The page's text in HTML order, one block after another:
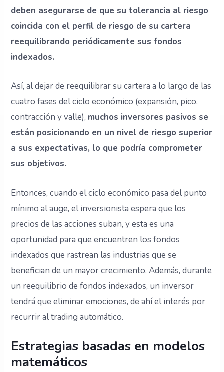
deben asegurarse de que su tolerancia al riesgo
coincida con el perfil de riesgo de su cartera
reequilibrando periódicamente sus fondos
indexados.
Así, al dejar de reequilibrar su cartera a lo largo de las
cuatro fases del ciclo económico (expansión, pico,
contracción y valle), muchos inversores pasivos se
están posicionando en un nivel de riesgo superior
a sus expectativas, lo que podría comprometer
sus objetivos.
Entonces, cuando el ciclo económico pasa del punto
mínimo al auge, el inversionista espera que los
precios de las acciones suban, y esta es una
oportunidad para que encuentren los fondos
indexados que rastrean las industrias que se
benefician de un mayor crecimiento. Además, durante
un reequilibrio de fondos indexados, un inversor
tendrá que eliminar emociones, de ahí el interés por
recurrir al trading automático.
Estrategias basadas en modelos
matemáticos